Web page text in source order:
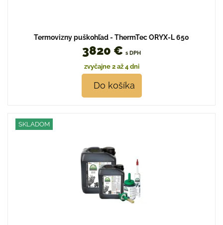
Termovizny puškohľad - ThermTec ORYX-L 650
3820 € s DPH
zvyčajne 2 až 4 dni
Do košíka
SKLADOM